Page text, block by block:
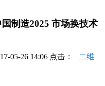
制造2025 市场换技术
05-26 14:06 点击： 二维